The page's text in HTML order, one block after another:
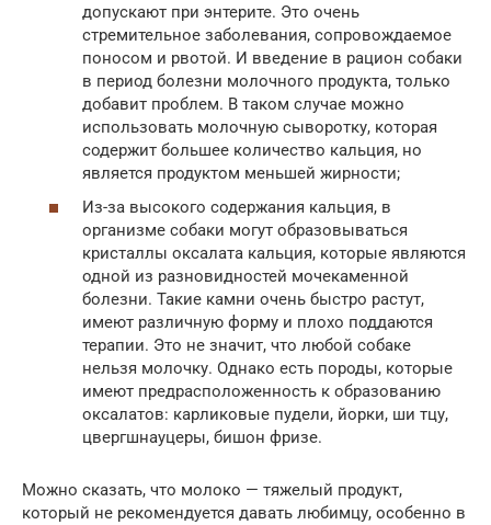
допускают при энтерите. Это очень
стремительное заболевания, сопровождаемое
поносом и рвотой. И введение в рацион собаки
в период болезни молочного продукта, только
добавит проблем. В таком случае можно
использовать молочную сыворотку, которая
содержит большее количество кальция, но
является продуктом меньшей жирности;
Из-за высокого содержания кальция, в
организме собаки могут образовываться
кристаллы оксалата кальция, которые являются
одной из разновидностей мочекаменной
болезни. Такие камни очень быстро растут,
имеют различную форму и плохо поддаются
терапии. Это не значит, что любой собаке
нельзя молочку. Однако есть породы, которые
имеют предрасположенность к образованию
оксалатов: карликовые пудели, йорки, ши тцу,
цвергшнауцеры, бишон фризе.
Можно сказать, что молоко — тяжелый продукт,
который не рекомендуется давать любимцу, особенно в